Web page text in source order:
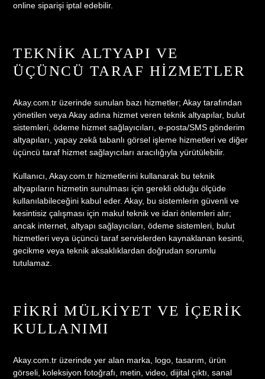
online siparişi iptal edebilir.
TEKNIK ALTYAPI VE
ÜÇÜNCÜ TARAF HIZMETLER
Akay.com.tr üzerinde sunulan bazı hizmetler; Akay tarafından
yönetilen veya Akay adına hizmet veren teknik altyapılar, bulut
sistemleri, ödeme hizmet sağlayıcıları, e-posta/SMS gönderim
altyapıları, yapay zekâ tabanlı görsel işleme hizmetleri ve diğer
üçüncü taraf hizmet sağlayıcıları aracılığıyla yürütülebilir.
Kullanıcı, Akay.com.tr hizmetlerini kullanarak bu teknik
altyapıların hizmetin sunulması için gerekli olduğu ölçüde
kullanılabileceğini kabul eder. Akay, bu sistemlerin güvenli ve
kesintisiz çalışması için makul teknik ve idari önlemleri alır;
ancak internet, altyapı sağlayıcıları, ödeme sistemleri, bulut
hizmetleri veya üçüncü taraf servislerden kaynaklanan kesinti,
gecikme veya teknik aksaklıklardan doğrudan sorumlu
tutulamaz.
FIKRI MÜLKIYET VE İÇERIK
KULLANIMI
Akay.com.tr üzerinde yer alan marka, logo, tasarım, ürün
görseli, koleksiyon fotoğrafı, metin, video, dijital çıktı, sanal